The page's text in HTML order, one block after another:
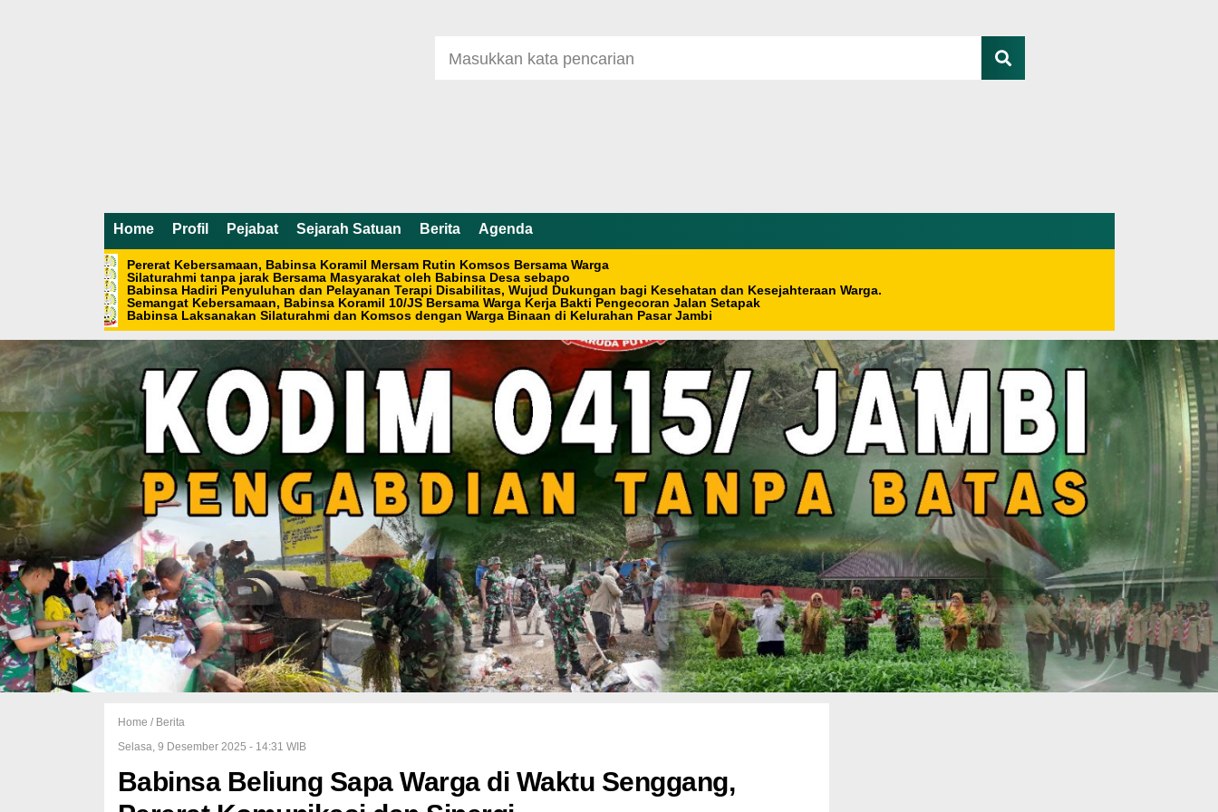
Home Profil Pejabat Sejarah Satuan Berita Agenda
Pererat Kebersamaan, Babinsa Koramil Mersam Rutin Komsos Bersama Warga
Silaturahmi tanpa jarak Bersama Masyarakat oleh Babinsa Desa sebapo
Babinsa Hadiri Penyuluhan dan Pelayanan Terapi Disabilitas, Wujud Dukungan bagi Kesehatan dan Kesejahteraan Warga.
Semangat Kebersamaan, Babinsa Koramil 10/JS Bersama Warga Kerja Bakti Pengecoran Jalan Setapak
Babinsa Laksanakan Silaturahmi dan Komsos dengan Warga Binaan di Kelurahan Pasar Jambi
Home / Berita
Selasa, 9 Desember 2025 - 14:31 WIB
Babinsa Beliung Sapa Warga di Waktu Senggang,